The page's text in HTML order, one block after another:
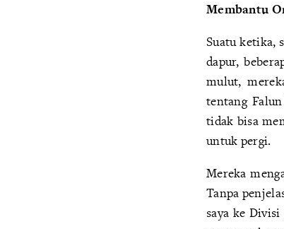
Membantu
Suatu ketika,
dapur,
mulut,
tentang
tidak bisa
untuk pergi.
Mereka
Tanpa
saya ke